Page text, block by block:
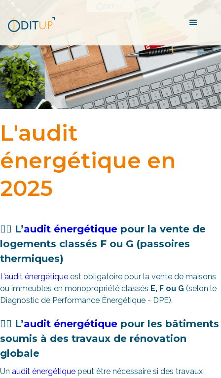
L'audit
énergétique en
2025
👉🏻 L’audit énergétique pour la vente de
logements classés F ou G (passoires
thermiques)
L’audit énergétique est obligatoire pour la vente de maisons
ou immeubles en monopropriété classés E, F ou G (selon le
Diagnostic de Performance Énergétique - DPE).
👉🏻 L’audit énergétique pour les bâtiments
soumis à des travaux de rénovation
globale
Un audit énergétique peut être nécessaire si des travaux